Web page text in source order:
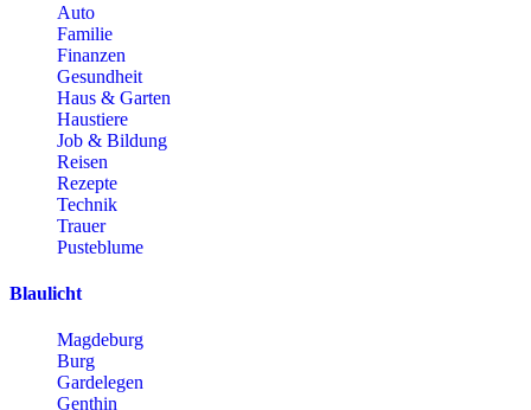
Auto
Familie
Finanzen
Gesundheit
Haus & Garten
Haustiere
Job & Bildung
Reisen
Rezepte
Technik
Trauer
Pusteblume
Blaulicht
Magdeburg
Burg
Gardelegen
Genthin